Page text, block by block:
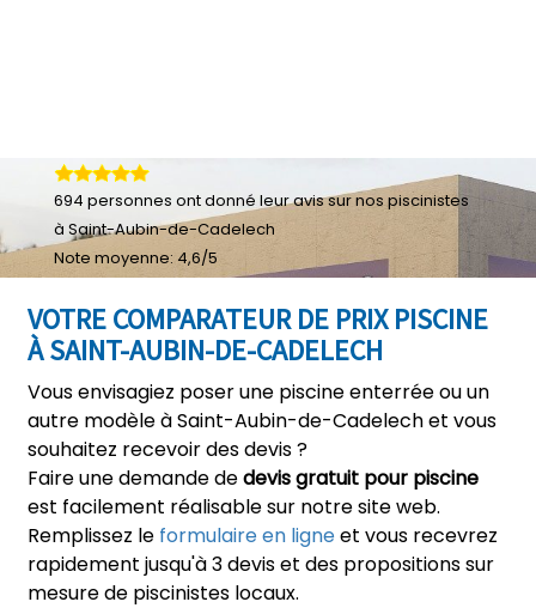
VOTRE COMPARATEUR DE PRIX PISCINE
À SAINT-AUBIN-DE-CADELECH
Vous envisagiez poser une piscine enterrée ou un
autre modèle à Saint-Aubin-de-Cadelech et vous
souhaitez recevoir des devis ?
Faire une demande dedevis gratuit pour piscine
est facilement réalisable sur notre site web.
Remplissez le formulaire en ligneet vous recevrez
rapidement jusqu'à 3 devis et des propositions sur
mesure de piscinistes locaux.
694 personnes ont donné leuravis sur nos piscinistes
à Saint-Aubin-de-Cadelech
Note moyenne: 4,6/5